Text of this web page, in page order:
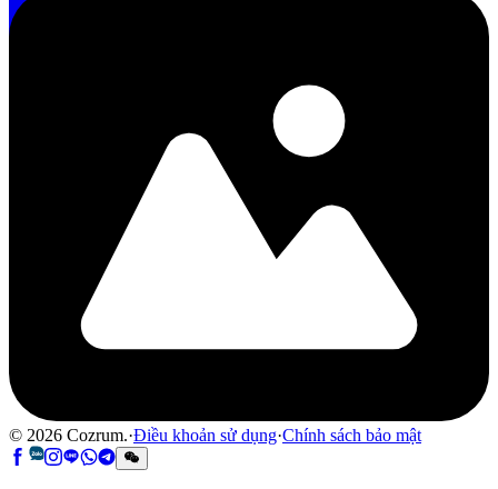
© 2026 Cozrum.·Điều khoản sử dụng·Chính sách bảo mật